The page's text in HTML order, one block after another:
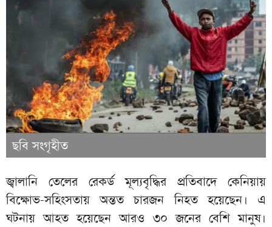
ছবি সংগৃহীত
জ্বালানি তেলের রেকর্ড মূল্যবৃদ্ধির প্রতিবাদে কেনিয়ায়
বিক্ষোভ-সহিংসতায় অন্তত চারজন নিহত হয়েছেন। এ
ঘটনায় আহত হয়েছেন আরও ৩০ জনের বেশি মানুষ।